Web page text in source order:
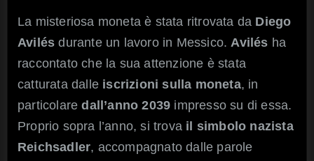
La misteriosa moneta è stata ritrovata da Diego
Avilés durante un lavoro in Messico.Avilés ha
raccontato che la sua attenzione è stata
catturata dalle iscrizioni sulla moneta, in
particolaredall’anno 2039 impresso su di essa.
Proprio sopra l’anno, si trova il simbolo nazista
Reichsadler, accompagnato dalle parole